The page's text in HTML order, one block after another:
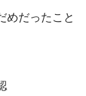
めだったこと